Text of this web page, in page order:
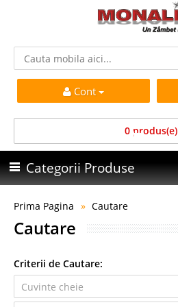
Cont
0 produs(e)
Categorii Produse
Prima Pagina Cautare
Cautare
Criterii de Cautare: